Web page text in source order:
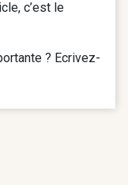
c’est le
? Ecrivez-